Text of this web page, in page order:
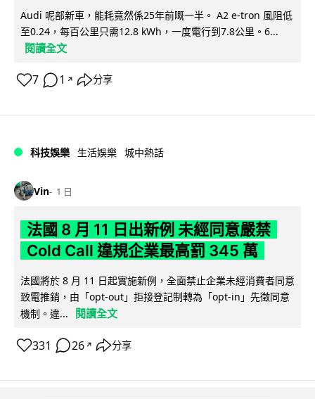
Audi 呢部新車，能耗竟然係25年前嘅一半。 A2 e-tron 風阻低
至0.24，每百公里只需12.8 kWh，一度電行到7.8公里。6...
閱讀全文
7 1 ↗ 分享
科技娛樂 生活娛樂 城中熱話
Vin 1 日
法國 8 月 11 日出新例 未經同意嚴禁
Cold Call 違規企業最高罰 345 萬
法國將於 8 月 11 日起實施新例，全面禁止企業未經消費者同意
致電推銷，由「opt-out」拒接登記制轉為「opt-in」先徵同意
機制。違...
閱讀全文
331 26 ↗ 分享